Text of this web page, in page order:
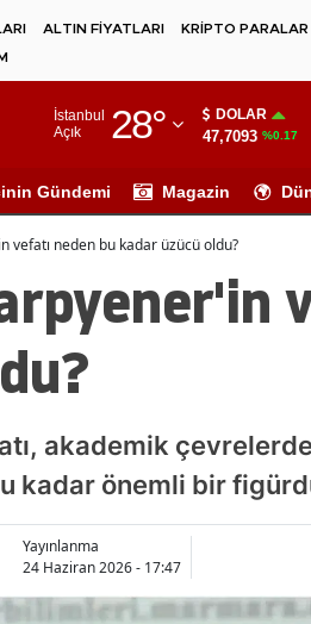
ALTIN FİYATLARI KRİPTO PARALAR
İstanbul
Açık
28°
Adıyaman
Ağrı
Ankara
Antalya
Aydın
Bilecik
Bingöl
DOLAR
47,7093 %0.17
Gündemi Magazin
vefatı neden bu kadar üzücü oldu?
akademik
kadar önemli bir
Yayınlanma
24 Haziran 2026 - 17:47